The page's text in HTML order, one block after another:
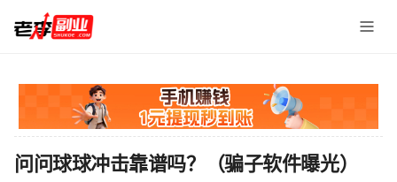
问问球球冲击靠谱吗？（骗子软件曝光）